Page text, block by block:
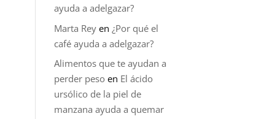
ayuda a adelgazar?
Marta Rey en ¿Por qué el
café ayuda a adelgazar?
Alimentos que te ayudan a
perder peso en El ácido
ursólico de la piel de
manzana ayuda a quemar